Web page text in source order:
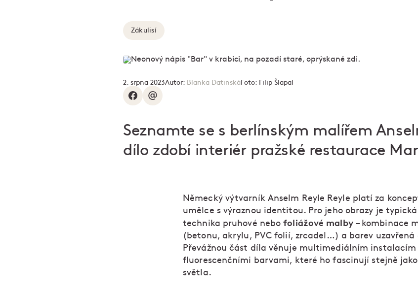
Zákulisí
2. srpna 2023Autor: Blanka DatinskáFoto: Filip Šlapal
Seznamte se s berlínským malířem
dílo zdobí interiér pražské restaurace
Německý výtvarník Anselm Reyle Reyle platí za
umělce s výraznou identitou. Pro jeho obrazy je
technika pruhové nebofoliážové malby – kombinace
(betonu, akrylu, PVC folií, zrcadel…) a barev uzavřená
Převážnou část díla věnuje multimediálním instalacím
fluorescenčními barvami, které ho fascinují stejně jako
světla.